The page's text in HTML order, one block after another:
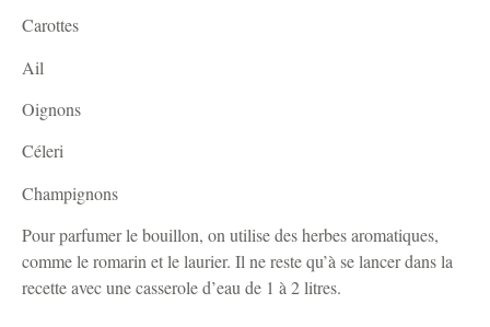
Carottes
Ail
Oignons
Céleri
Champignons
Pour parfumer le bouillon, on utilise des herbes aromatiques,
comme le romarin et le laurier. Il ne reste qu’à se lancer dans la
recette avec une casserole d’eau de 1 à 2 litres.